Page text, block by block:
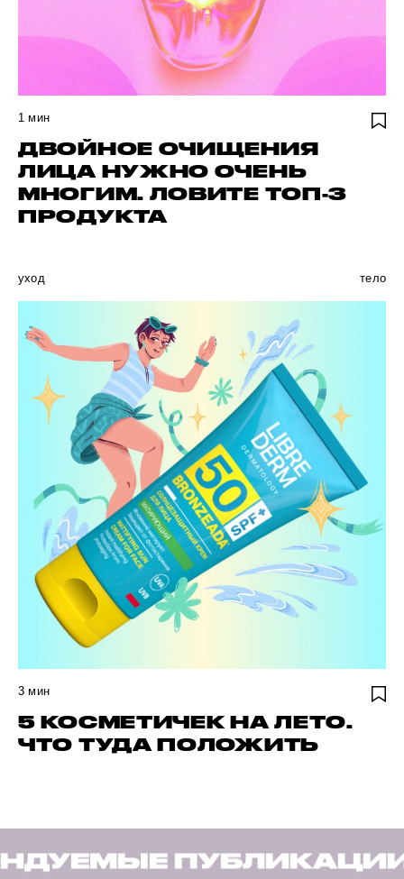
1 мин
ДВОЙНОЕ ОЧИЩЕНИЯ
ЛИЦА НУЖНО ОЧЕНЬ
МНОГИМ. ЛОВИТЕ ТОП-3
ПРОДУКТА
уход тело
3 мин
5 КОСМЕТИЧЕК НА ЛЕТО.
ЧТО ТУДА ПОЛОЖИТЬ